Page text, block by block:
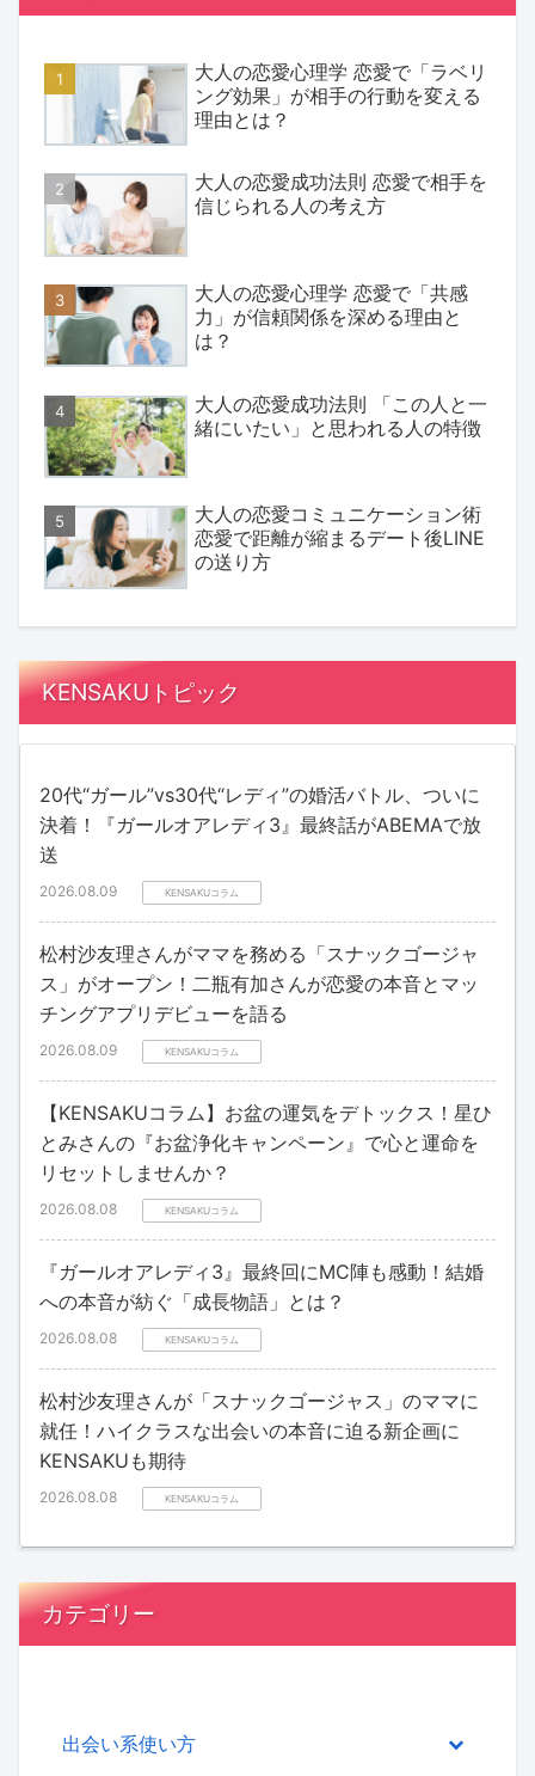
大人の恋愛心理学 恋愛で「ラベリ
ング効果」が相手の行動を変える
理由とは？
大人の恋愛成功法則 恋愛で相手を
信じられる人の考え方
大人の恋愛心理学 恋愛で「共感
力」が信頼関係を深める理由と
は？
大人の恋愛成功法則 「この人と一
緒にいたい」と思われる人の特徴
大人の恋愛コミュニケーション術
恋愛で距離が縮まるデート後LINE
の送り方
KENSAKUトピック
20代“ガール”vs30代“レディ”の婚活バトル、ついに
決着！『ガールオアレディ3』最終話がABEMAで放
送
2026.08.09 KENSAKUコラム
松村沙友理さんがママを務める「スナックゴージャ
ス」がオープン！二瓶有加さんが恋愛の本音とマッ
チングアプリデビューを語る
2026.08.09 KENSAKUコラム
【KENSAKUコラム】お盆の運気をデトックス！星ひ
とみさんの『お盆浄化キャンペーン』で心と運命を
リセットしませんか？
2026.08.08 KENSAKUコラム
『ガールオアレディ3』最終回にMC陣も感動！結婚
への本音が紡ぐ「成長物語」とは？
2026.08.08 KENSAKUコラム
松村沙友理さんが「スナックゴージャス」のママに
就任！ハイクラスな出会いの本音に迫る新企画に
KENSAKUも期待
2026.08.08 KENSAKUコラム
カテゴリー
出会い系使い方